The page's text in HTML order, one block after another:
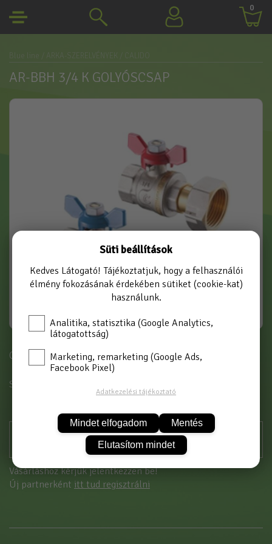
0
AR-BBH 3/4 K GOLYÓSCSAP
Cikkszám: AR-BBH 3/4 K
SZÍN
Vásárláshoz kérjük jelentkezzen be!
Új partnerként itt tud regisztrálni
Süti beállítások
Kedves Látogató! Tájékoztatjuk, hogy a felhasználói
élmény fokozásának érdekében sütiket (cookie-kat)
használunk.
Analitika, statisztika (Google Analytics,
látogatottság)
Marketing, remarketing (Google Ads,
Facebook Pixel)
Adatkezelési tájékoztató
Mindet elfogadom Mentés
Elutasítom mindet